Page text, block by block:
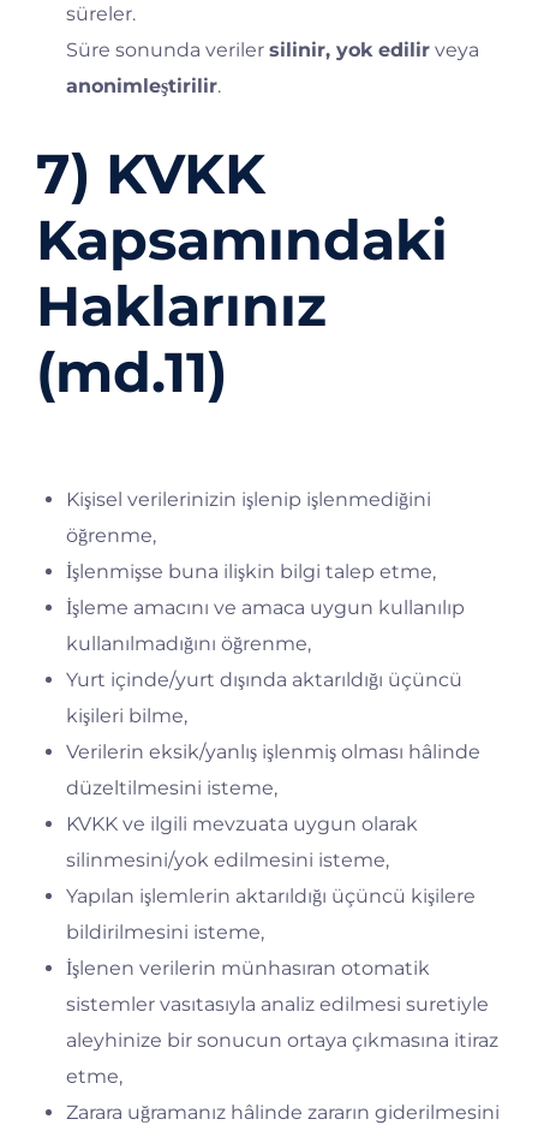
süreler.
Süre sonunda veriler silinir, yok edilirveya
anonimleştirilir.
7) KVKK
Kapsamındaki
Haklarınız
(md.11)
Kişisel verilerinizin işlenip işlenmediğini
öğrenme,
İşlenmişse buna ilişkin bilgi talep etme,
İşleme amacını ve amaca uygun kullanılıp
kullanılmadığını öğrenme,
Yurt içinde/yurt dışında aktarıldığı üçüncü
kişileri bilme,
Verilerin eksik/yanlış işlenmiş olması hâlinde
düzeltilmesini isteme,
KVKK ve ilgili mevzuata uygun olarak
silinmesini/yok edilmesini isteme,
Yapılan işlemlerin aktarıldığı üçüncü kişilere
bildirilmesini isteme,
İşlenen verilerin münhasıran otomatik
sistemler vasıtasıyla analiz edilmesi suretiyle
aleyhinize bir sonucun ortaya çıkmasına itiraz
etme,
Zarara uğramanız hâlinde zararın giderilmesini